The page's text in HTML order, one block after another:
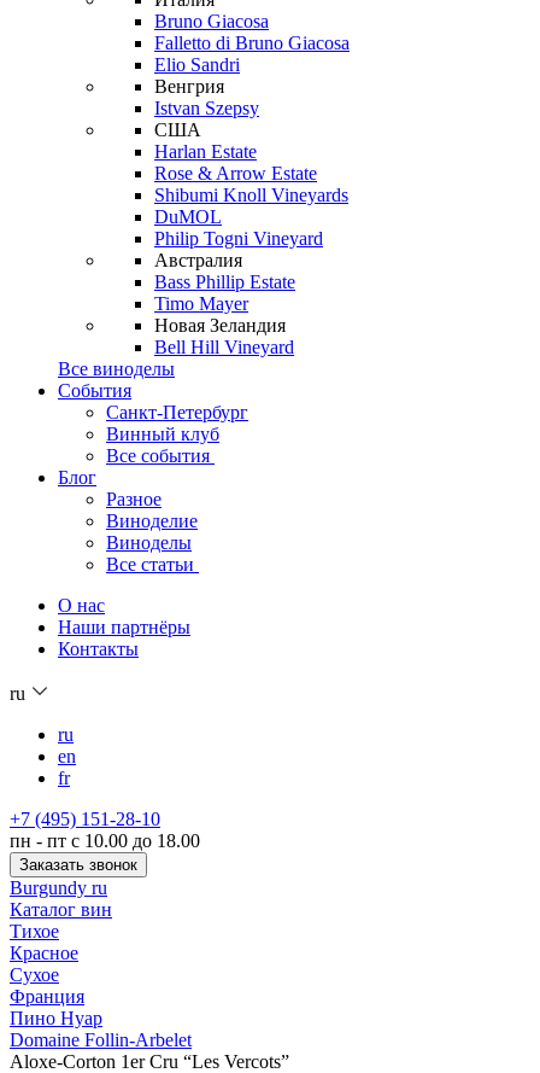
Bruno Giacosa
Falletto di Bruno Giacosa
Elio Sandri
Венгрия
Istvan Szepsy
США
Harlan Estate
Rose & Arrow Estate
Shibumi Knoll Vineyards
DuMOL
Philip Togni Vineyard
Австралия
Bass Phillip Estate
Timo Mayer
Новая Зеландия
Bell Hill Vineyard
Все виноделы
События
Санкт-Петербург
Винный клуб
Все события
Блог
Разное
Виноделие
Виноделы
Все статьи
О нас
Наши партнёры
Контакты
ru
ru
en
fr
+7 (495) 151-28-10
пн - пт с 10.00 до 18.00
Заказать звонок
Burgundy ru
Каталог вин
Тихое
Красное
Сухое
Франция
Пино Нуар
Domaine Follin-Arbelet
Aloxe-Corton 1er Cru “Les Vercots”